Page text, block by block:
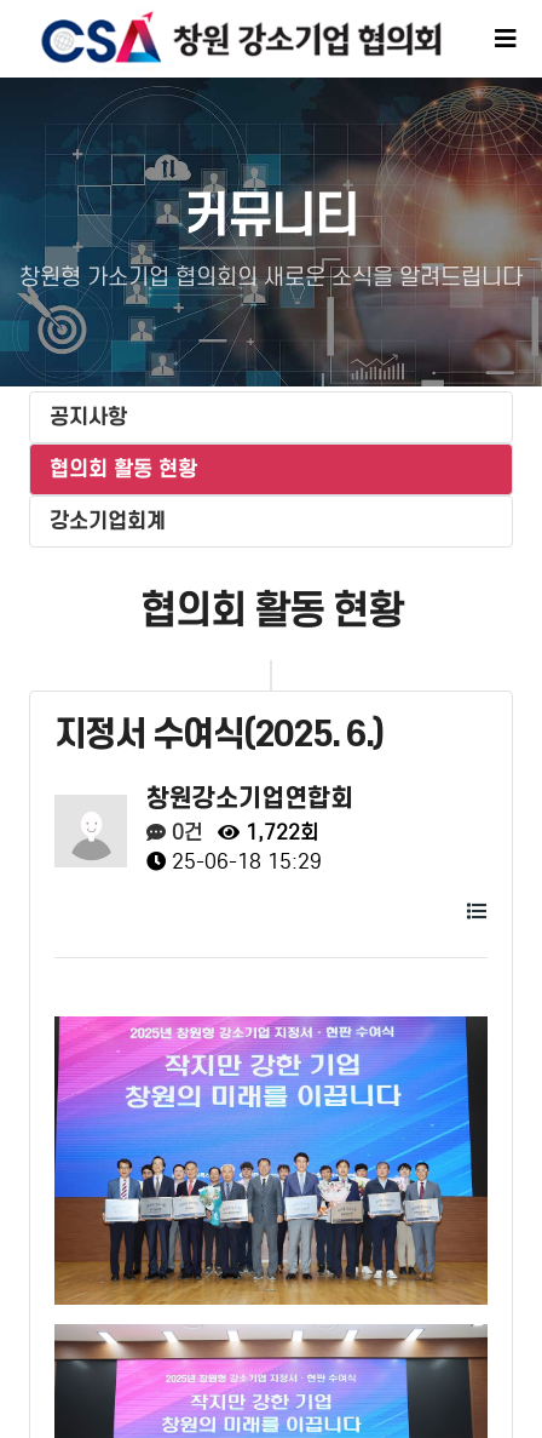
커뮤니티
창원형 가소기업 협의회의 새로운 소식을 알려드립니다
공지사항
협의회 활동 현황
강소기업회계
협의회 활동 현황
지정서 수여식(2025. 6.)
창원강소기업연합회
0건
1,722회
25-06-18 15:29